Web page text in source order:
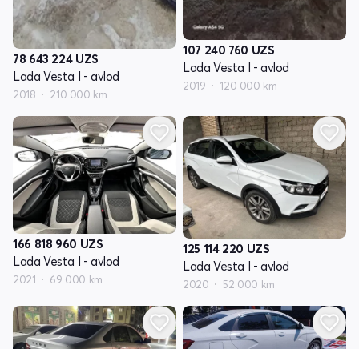
78 643 224 UZS
Lada Vesta I - avlod
2018 210 000 km
107 240 760 UZS
Lada Vesta I - avlod
2019 120 000 km
166 818 960 UZS
Lada Vesta I - avlod
2021 69 000 km
125 114 220 UZS
Lada Vesta I - avlod
2020 52 000 km